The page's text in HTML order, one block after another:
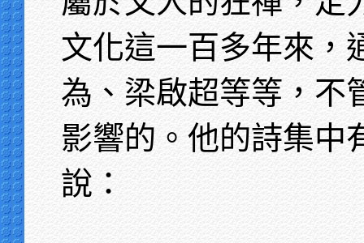
文化這一百多年來，
為、梁啟超等等，不
影響的。他的詩集中
說：